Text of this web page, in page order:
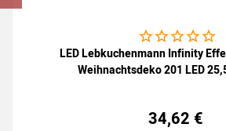
Noch keine
LED Lebkuchenmann Infinity
Weihnachtsdeko 201 LED
34,62 €